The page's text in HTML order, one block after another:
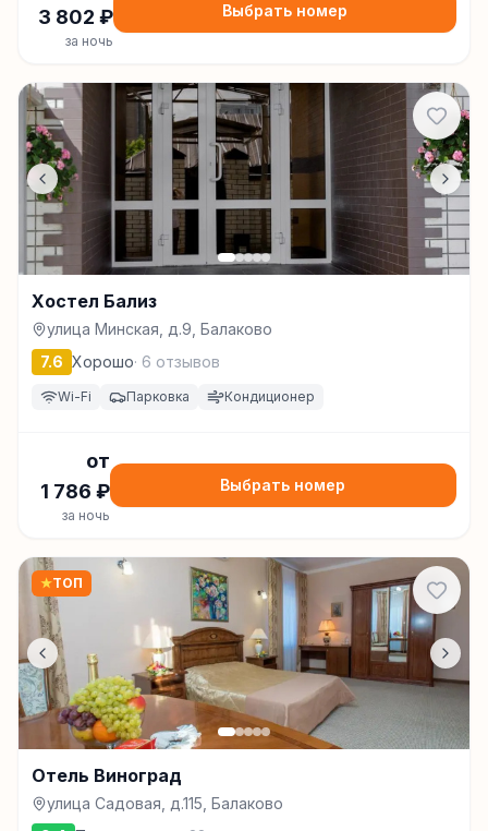
3 802 ₽
за ночь
Выбрать номер
Хостел Бализ
улица Минская, д.9, Балаково
7.6 Хорошо· 6 отзывов
Wi-Fi Парковка Кондиционер
от
1 786 ₽
за ночь
Выбрать номер
★ТОП
Отель Виноград
улица Садовая, д.115, Балаково